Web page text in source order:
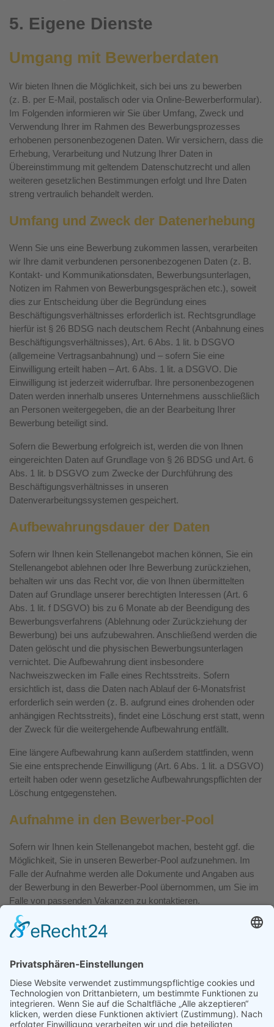
5. Eigene Dienste
Umgang mit Bewerberdaten
Wir bieten Ihnen die Möglichkeit, sich bei uns zu bewerben
(z. B. per E-Mail, postalisch oder via Online-Bewerberformular).
Im Folgenden informieren wir Sie über Umfang, Zweck und
Verwendung Ihrer im Rahmen des Bewerbungsprozesses
erhobenen personenbezogenen Daten. Wir versichern, dass die
Erhebung, Verarbeitung und Nutzung Ihrer Daten in
Übereinstimmung mit geltendem Datenschutzrecht und allen
weiteren gesetzlichen Bestimmungen erfolgt und Ihre Daten
streng vertraulich behandelt werden.
Umfang und Zweck der Datenerhebung
Wenn Sie uns eine Bewerbung zukommen lassen, verarbeiten
wir Ihre damit verbundenen personenbezogenen Daten (z. B.
Kontakt- und Kommunikationsdaten, Bewerbungsunterlagen,
Notizen im Rahmen von Bewerbungsgesprächen etc.), soweit
dies zur Entscheidung über die Begründung eines
Beschäftigungsverhältnisses erforderlich ist. Rechtsgrundlage
hierfür ist § 26 BDSG nach deutschem Recht (Anbahnung eines
Beschäftigungsverhältnisses), Art. 6 Abs. 1 lit. b DSGVO
(allgemeine Vertragsanbahnung) und – sofern Sie eine
Einwilligung erteilt haben – Art. 6 Abs. 1 lit. a DSGVO. Die
Einwilligung ist jederzeit widerrufbar. Ihre personenbezogenen
Daten werden innerhalb unseres Unternehmens ausschließlich
an Personen weitergegeben, die an der Bearbeitung Ihrer
Bewerbung beteiligt sind.
Sofern die Bewerbung erfolgreich ist, werden die von Ihnen
eingereichten Daten auf Grundlage von § 26 BDSG und Art. 6
Abs. 1 lit. b DSGVO zum Zwecke der Durchführung des
Beschäftigungsverhältnisses in unseren
Datenverarbeitungssystemen gespeichert.
Aufbewahrungsdauer der Daten
Sofern wir Ihnen kein Stellenangebot machen können, Sie ein
Stellenangebot ablehnen oder Ihre Bewerbung zurückziehen,
behalten wir uns das Recht vor, die von Ihnen übermittelten
Daten auf Grundlage unserer berechtigten Interessen (Art. 6
Abs. 1 lit. f DSGVO) bis zu 6 Monate ab der Beendigung des
Bewerbungsverfahrens (Ablehnung oder Zurückziehung der
Bewerbung) bei uns aufzubewahren. Anschließend werden die
Daten gelöscht und die physischen Bewerbungsunterlagen
vernichtet. Die Aufbewahrung dient insbesondere
Nachweiszwecken im Falle eines Rechtsstreits. Sofern
ersichtlich ist, dass die Daten nach Ablauf der 6-Monatsfrist
erforderlich sein werden (z. B. aufgrund eines drohenden oder
anhängigen Rechtsstreits), findet eine Löschung erst statt, wenn
der Zweck für die weitergehende Aufbewahrung entfällt.
Eine längere Aufbewahrung kann außerdem stattfinden, wenn
Sie eine entsprechende Einwilligung (Art. 6 Abs. 1 lit. a DSGVO)
erteilt haben oder wenn gesetzliche Aufbewahrungspflichten der
Löschung entgegenstehen.
Aufnahme in den Bewerber-Pool
Sofern wir Ihnen kein Stellenangebot machen, besteht ggf. die
Möglichkeit, Sie in unseren Bewerber-Pool aufzunehmen. Im
Falle der Aufnahme werden alle Dokumente und Angaben aus
der Bewerbung in den Bewerber-Pool übernommen, um Sie im
Falle von passenden Vakanzen zu kontaktieren.
Die Aufnahme in den Bewerber-Pool geschieht ausschließlich
auf Grundlage Ihrer ausdrücklichen Einwilligung (Art. 6 Abs. 1 lit.
keinem Bezug zum laufenden Bewerbungsverfahren.
Betroffene kann seine Einwilligung jederzeit widerrufen.In
diesem Falle werden die Daten aus dem Bewerber-Pool
unwiderruflich gelöscht, sofern keine gesetzlichen
Aufbewahrungsgründe vorliegen.